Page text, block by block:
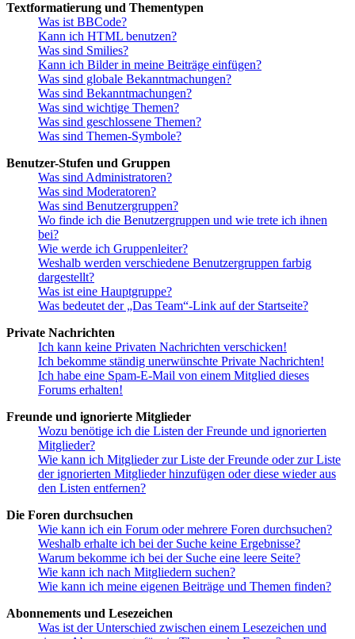
Textformatierung und Thementypen
Was ist BBCode?
Kann ich HTML benutzen?
Was sind Smilies?
Kann ich Bilder in meine Beiträge einfügen?
Was sind globale Bekanntmachungen?
Was sind Bekanntmachungen?
Was sind wichtige Themen?
Was sind geschlossene Themen?
Was sind Themen-Symbole?
Benutzer-Stufen und Gruppen
Was sind Administratoren?
Was sind Moderatoren?
Was sind Benutzergruppen?
Wo finde ich die Benutzergruppen und wie trete ich ihnen
bei?
Wie werde ich Gruppenleiter?
Weshalb werden verschiedene Benutzergruppen farbig
dargestellt?
Was ist eine Hauptgruppe?
Was bedeutet der „Das Team“-Link auf der Startseite?
Private Nachrichten
Ich kann keine Privaten Nachrichten verschicken!
Ich bekomme ständig unerwünschte Private Nachrichten!
Ich habe eine Spam-E-Mail von einem Mitglied dieses
Forums erhalten!
Freunde und ignorierte Mitglieder
Wozu benötige ich die Listen der Freunde und ignorierten
Mitglieder?
Wie kann ich Mitglieder zur Liste der Freunde oder zur Liste
der ignorierten Mitglieder hinzufügen oder diese wieder aus
den Listen entfernen?
Die Foren durchsuchen
Wie kann ich ein Forum oder mehrere Foren durchsuchen?
Weshalb erhalte ich bei der Suche keine Ergebnisse?
Warum bekomme ich bei der Suche eine leere Seite?
Wie kann ich nach Mitgliedern suchen?
Wie kann ich meine eigenen Beiträge und Themen finden?
Abonnements und Lesezeichen
Was ist der Unterschied zwischen einem Lesezeichen und